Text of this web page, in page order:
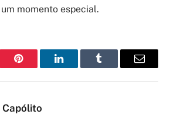
momento especial.
Pinterest LinkedInTumblr Email
Capólito